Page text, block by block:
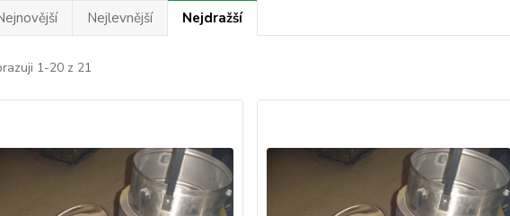
Nejlevnější Nejdražší
1-20 z 21